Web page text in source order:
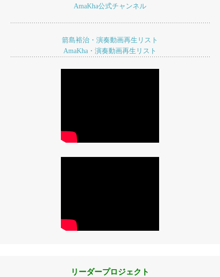
AmaKha公式チャンネル
箭島裕治・演奏動画再生リスト
AmaKha・演奏動画再生リスト
リーダープロジェクト